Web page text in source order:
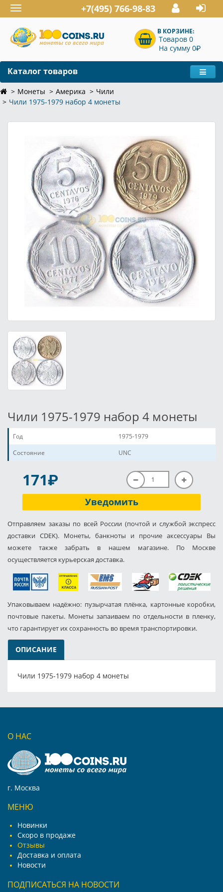
Toggle
navigation
+7(495) 766-98-83
В КОРЗИНЕ:
Товаров 0
На сумму 0P
Каталог товаров
Монеты Америка
Чили
Чили 1975-1979 набор 4 монеты
Чили 1975-1979 набор 4 монеты
Год
1975-1979
Состояние
UNC
171P
Уведомить
Отправляем заказы по всей России (почтой и службой экспресс
доставки CDEK). Монеты, банкноты и прочие аксессуары Вы
можете также забрать в нашем магазине. По Москве
осуществляется курьерская доставка.
Упаковываем надёжно: пузырчатая плёнка, картонные коробки,
почтовые пакеты. Монеты запаиваем по отдельности в пленку,
что гарантирует их сохранность во время транспортировки.
ОПИСАНИЕ
Чили 1975-1979 набор 4 монеты
О НАС
г. Москва
МЕНЮ
Новинки
Скоро в продаже
Отзывы
Доставка и оплата
Новости
ПОДПИСАТЬСЯ НА НОВОСТИ